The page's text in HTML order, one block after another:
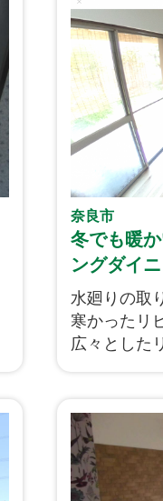
か。そんな
ォーム。
これからリ
る方やまさ
方はもちろ
りうる、こ
うリフォー
るポイント
お伝えでき
下記に施工
今回の内容
て頂けます
奈良市
冬でも暖
ングダイ
水廻りの取
寒かったリ
広々とした
し、リビン
を撤去し鋼
た！